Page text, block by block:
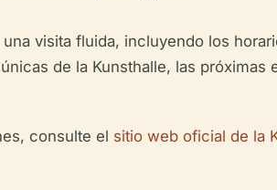
visita fluida, incluyendo los
de la Kunsthalle, las
consulte el sitio web oficial de la